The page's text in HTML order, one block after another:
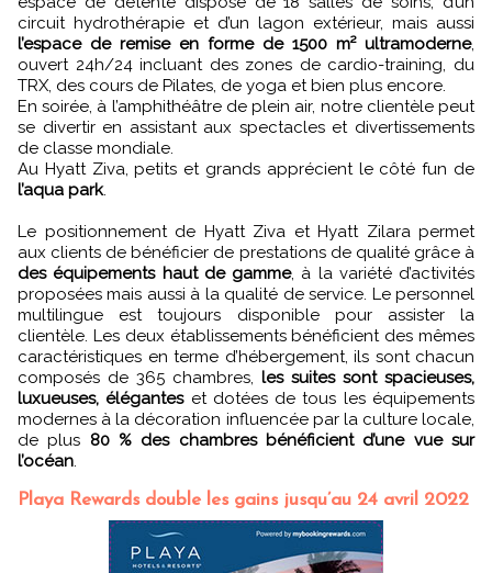
circuit hydrothérapie et d’un lagon extérieur, mais aussi
l’espace de remise en forme de 1500 m² ultramoderne,
ouvert 24h/24 incluant des zones de cardio-training, du
TRX, des cours de Pilates, de yoga et bien plus encore.
En soirée, à l’amphithéâtre de plein air, notre clientèle peut
se divertir en assistant aux spectacles et divertissements
de classe mondiale.
Au Hyatt Ziva, petits et grands apprécient le côté fun de
l’aqua park.
Le positionnement de Hyatt Ziva et Hyatt Zilara permet
aux clients de bénéficier de prestations de qualité grâce à
des équipements haut de gamme, à la variété d’activités
proposées mais aussi à la qualité de service. Le personnel
multilingue est toujours disponible pour assister la
clientèle. Les deux établissements bénéficient des mêmes
caractéristiques en terme d’hébergement, ils sont chacun
composés de 365 chambres, les suites sont spacieuses,
luxueuses, éléganteset dotées de tous les équipements
modernes à la décoration influencée par la culture locale,
de plus 80 % des chambres bénéficient d’une vue sur
l’océan.
Playa Rewards double les gains jusqu’au 24 avril 2022